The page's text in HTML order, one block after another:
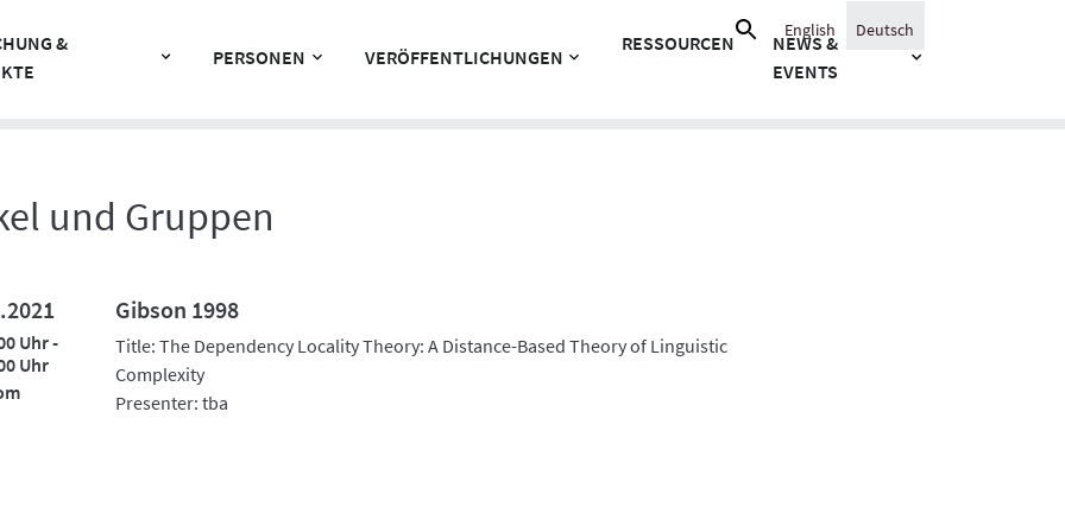
&
PERSONEN VERÖFFENTLICHUNGEN
RESSOURCEN
NEWS &
EVENTS
Suche
nach:
English Deutsch
und Gruppen
Uhr -
Uhr
Gibson 1998
Title: The Dependency Locality Theory: A Distance-Based Theory of Linguistic
Complexity
Presenter: tba